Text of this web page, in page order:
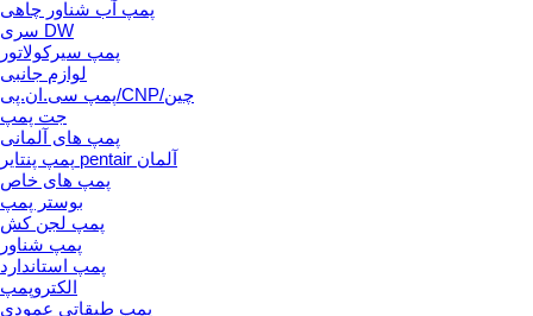
پمپ آب شناور چاهی
سری DW
پمپ سیرکولاتور
لوازم جانبی
پمپ سی.ان.پی/CNP/چین
جت پمپ
پمپ های آلمانی
پمپ پنتایر pentair آلمان
پمپ های خاص
بوستر پمپ
پمپ لجن کش
پمپ شناور
پمپ استاندارد
الکتروپمپ
پمپ طبقاتی عمودی